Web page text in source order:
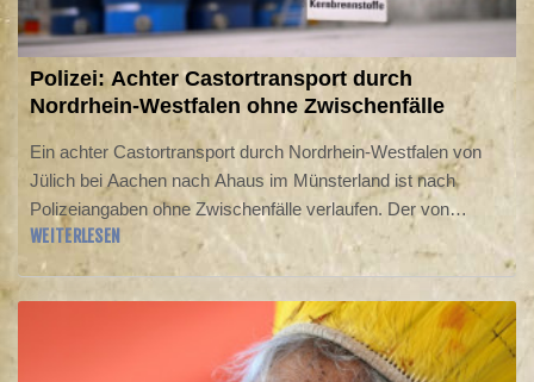
Polizei: Achter Castortransport durch
Nordrhein-Westfalen ohne Zwischenfälle
Ein achter Castortransport durch Nordrhein-Westfalen von
Jülich bei Aachen nach Ahaus im Münsterland ist nach
Polizeiangaben ohne Zwischenfälle verlaufen. Der von
Einsatzkräften der Polizei zum Schutz der Atommüllbehälter
abgesicherte Konvoi erreichte in der Nacht zum Donnerstag
WEITERLESEN